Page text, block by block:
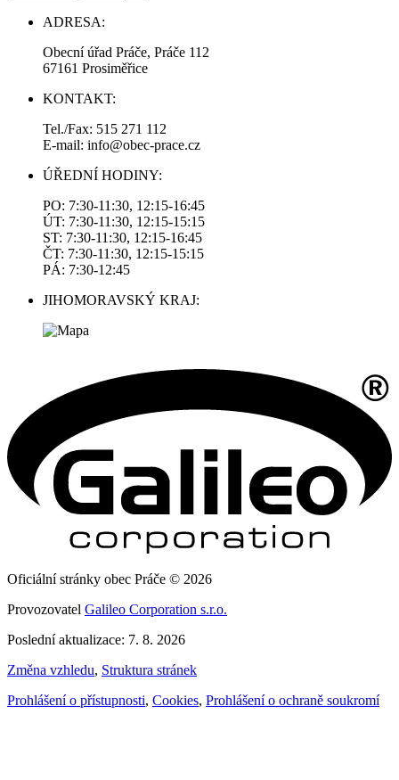
ADRESA:
Obecní úřad Práče, Práče 112
67161 Prosiměřice
KONTAKT:
Tel./Fax: 515 271 112
E-mail: info@obec-prace.cz
ÚŘEDNÍ HODINY:
PO: 7:30-11:30, 12:15-16:45
ÚT: 7:30-11:30, 12:15-15:15
ST: 7:30-11:30, 12:15-16:45
ČT: 7:30-11:30, 12:15-15:15
PÁ: 7:30-12:45
JIHOMORAVSKÝ KRAJ:
Oficiální stránky obec Práče © 2026
Provozovatel Galileo Corporation s.r.o.
Poslední aktualizace: 7. 8. 2026
Změna vzhledu, Struktura stránek
Prohlášení o přístupnosti, Cookies, Prohlášení o ochraně soukromí